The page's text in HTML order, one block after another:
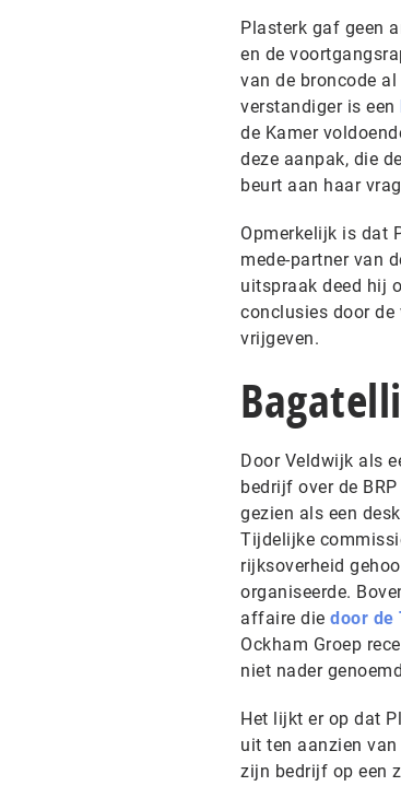
Plasterk gaf geen
en de
van de broncode
verstandiger is een
de Kamer
deze aanpak, die
beurt aan haar
Opmerkelijk is dat
mede-partner van
uitspraak deed hij
conclusies door de
vrijgeven.
Door Veldwijk als
bedrijf over de
gezien als een
Tijdelijke
rijksoverheid
organiseerde.
affaire die door de
Ockham Groep
niet nader
Het lijkt er op dat
uit ten aanzien van
zijn bedrijf op een